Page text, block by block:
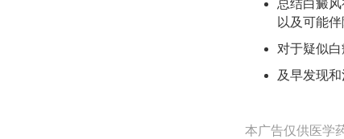
总结白癜
以及可能
对于疑似
及早发现
本广告仅供医学